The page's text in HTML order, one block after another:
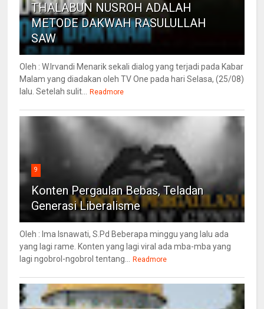
THALABUN NUSROH ADALAH
METODE DAKWAH RASULULLAH
SAW
Oleh : W.Irvandi Menarik sekali dialog yang terjadi pada Kabar
Malam yang diadakan oleh TV One pada hari Selasa, (25/08)
lalu. Setelah sulit...
Readmore
9
Konten Pergaulan Bebas, Teladan
Generasi Liberalisme
Oleh : Ima Isnawati, S.Pd Beberapa minggu yang lalu ada
yang lagi rame. Konten yang lagi viral ada mba-mba yang
lagi ngobrol-ngobrol tentang...
Readmore